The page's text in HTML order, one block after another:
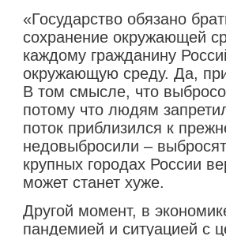
«Государство обязано
сохранение окружающей
каждому гражданину
окружающую среду. Да,
В том смысле, что
потому что людям
поток приблизился к
недовыбросили –
крупных городах России
может станет хуже.
Другой момент, в
пандемией и ситуацией с